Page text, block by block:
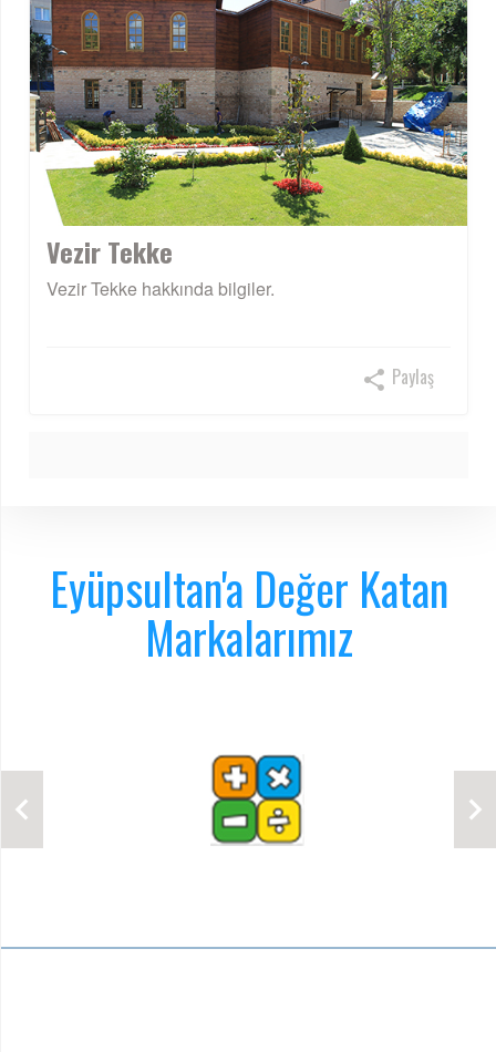
Vezir Tekke
Vezir Tekke hakkında bilgiler.
Paylaş
Eyüpsultan'a Değer Katan
Markalarımız